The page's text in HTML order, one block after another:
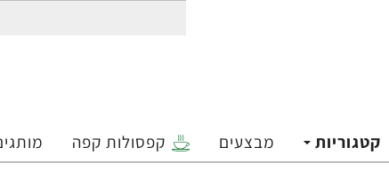
קטגוריות מבצעים קפסולות קפה